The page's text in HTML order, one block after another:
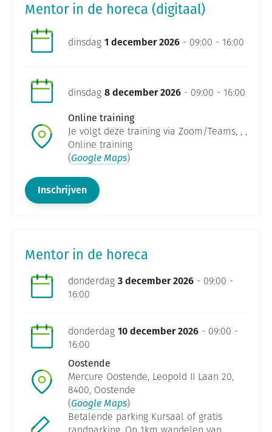
Mentor in de horeca (digitaal)
dinsdag 1 december 2026 - 09:00 - 16:00
dinsdag 8 december 2026 - 09:00 - 16:00
Online training
Je volgt deze training via Zoom/Teams, , ,
Online training
(Google Maps)
Inschrijven
Mentor in de horeca
donderdag 3 december 2026 - 09:00 -
16:00
donderdag 10 december 2026 - 09:00 -
16:00
Oostende
Mercure Oostende, Leopold II Laan 20,
8400, Oostende
(Google Maps)
Betalende parking Kursaal of gratis